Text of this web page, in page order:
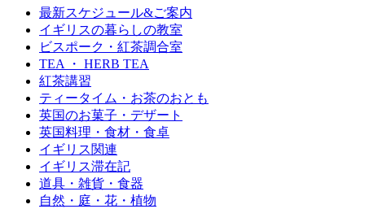
最新スケジュール&ご案内
イギリスの暮らしの教室
ビスポーク・紅茶調合室
TEA ・ HERB TEA
紅茶講習
ティータイム・お茶のおとも
英国のお菓子・デザート
英国料理・食材・食卓
イギリス関連
イギリス滞在記
道具・雑貨・食器
自然・庭・花・植物